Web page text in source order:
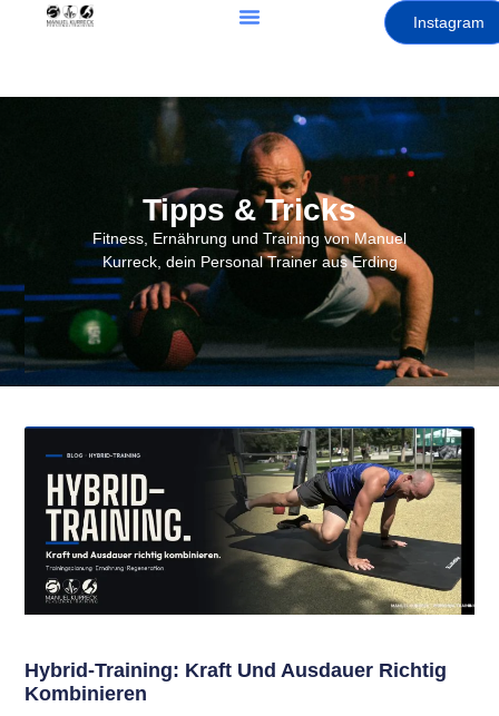
Instagram
Tipps & Tricks
Fitness, Ernährung und Training von Manuel
Kurreck, dein Personal Trainer aus Erding
Hybrid-Training: Kraft Und Ausdauer Richtig
Kombinieren